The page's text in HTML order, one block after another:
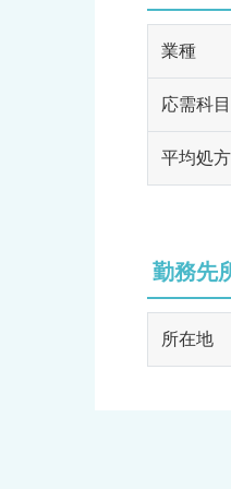
業種
応需科目
平均処
勤務先
所在地